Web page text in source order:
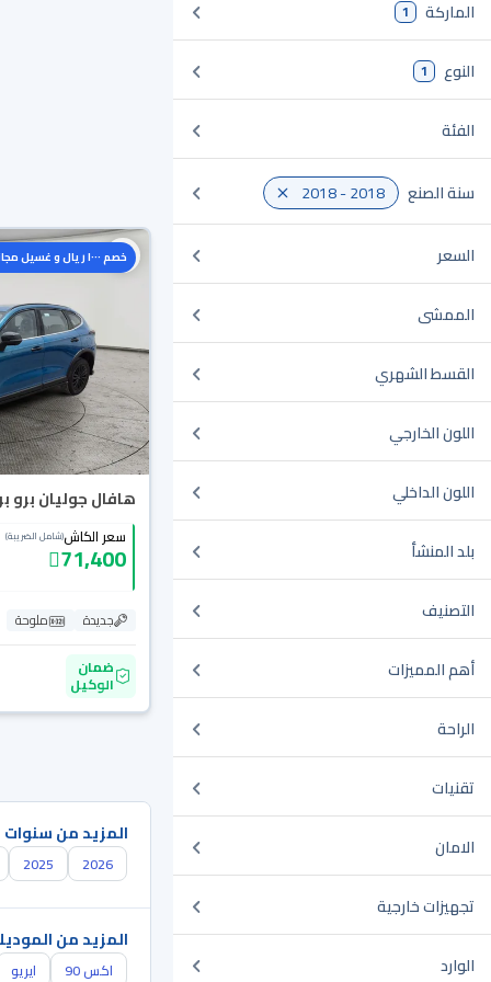
الماركة 1
النوع 1
الفئة
سنة الصنع 2018 - 2018
السعر
الممشى
القسط الشهري
اللون الخارجي
اللون الداخلي
بلد المنشأ
التصنيف
أهم المميزات
الراحة
تقنيات
الامان
تجهيزات خارجية
الوارد
خصم ١٠٠٠ ريال و غسيل مجاني
هافال جوليان برو
سعر الكاش(شامل الضريبة)
71,400
جديدة
ملوحة
ضمان
الوكيل
المزيد من سنوات
2026
2025
المزيد من
اكس 90 ايريو